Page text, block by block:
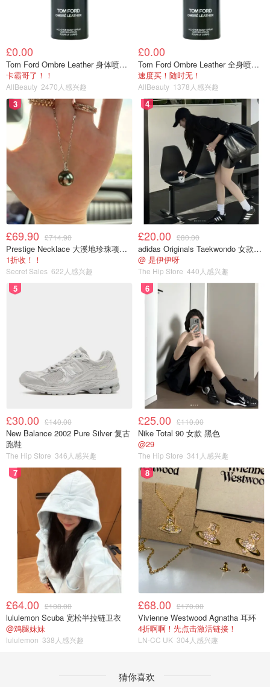
£0.00
Tom Ford Ombre Leather 身体喷雾 150ml
卡霸哥了！！
AllBeauty 2470人感兴趣
£0.00
Tom Ford Ombre Leather 全身喷雾 150ml
速度买！随时无！
AllBeauty 1378人感兴趣
3
£69.90 £714.90
Prestige Necklace 大溪地珍珠项链 10-11mm
1折收！！
Secret Sales 622人感兴趣
4
£20.00 £80.00
adidas Originals Taekwondo 女款黑色运动鞋
@ 是伊伊呀
The Hip Store 440人感兴趣
5
£30.00 £140.00
New Balance 2002 Pure Silver 复古
跑鞋
The Hip Store 346人感兴趣
6
£25.00 £110.00
Nike Total 90 女款 黑色
@29
The Hip Store 341人感兴趣
7
£64.00 £108.00
lululemon Scuba 宽松半拉链卫衣
@鸡腿妹妹
lululemon 338人感兴趣
8
£68.00 £170.00
Vivienne Westwood Agnatha 耳环
4折啊啊！先点击激活链接！
LN-CC UK 304人感兴趣
猜你喜欢